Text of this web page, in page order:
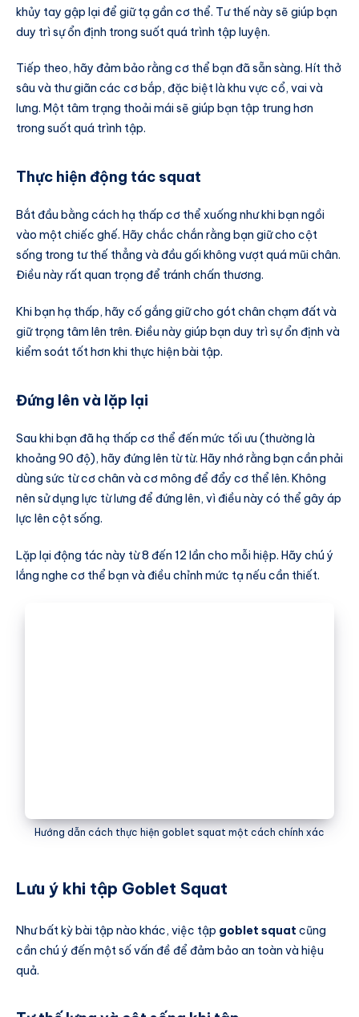
khủy tay gập lại để giữ tạ gần cơ thể. Tư thế này sẽ giúp bạn
duy trì sự ổn định trong suốt quá trình tập luyện.
Tiếp theo, hãy đảm bảo rằng cơ thể bạn đã sẵn sàng. Hít thở
sâu và thư giãn các cơ bắp, đặc biệt là khu vực cổ, vai và
lưng. Một tâm trạng thoải mái sẽ giúp bạn tập trung hơn
trong suốt quá trình tập.
Thực hiện động tác squat
Bắt đầu bằng cách hạ thấp cơ thể xuống như khi bạn ngồi
vào một chiếc ghế. Hãy chắc chắn rằng bạn giữ cho cột
sống trong tư thế thẳng và đầu gối không vượt quá mũi chân.
Điều này rất quan trọng để tránh chấn thương.
Khi bạn hạ thấp, hãy cố gắng giữ cho gót chân chạm đất và
giữ trọng tâm lên trên. Điều này giúp bạn duy trì sự ổn định và
kiểm soát tốt hơn khi thực hiện bài tập.
Đứng lên và lặp lại
Sau khi bạn đã hạ thấp cơ thể đến mức tối ưu (thường là
khoảng 90 độ), hãy đứng lên từ từ. Hãy nhớ rằng bạn cần phải
dùng sức từ cơ chân và cơ mông để đẩy cơ thể lên. Không
nên sử dụng lực từ lưng để đứng lên, vì điều này có thể gây áp
lực lên cột sống.
Lặp lại động tác này từ 8 đến 12 lần cho mỗi hiệp. Hãy chú ý
lắng nghe cơ thể bạn và điều chỉnh mức tạ nếu cần thiết.
Hướng dẫn cách thực hiện goblet squat một cách chính xác
Lưu ý khi tập Goblet Squat
Như bất kỳ bài tập nào khác, việc tập goblet squat cũng
cần chú ý đến một số vấn đề để đảm bảo an toàn và hiệu
quả.